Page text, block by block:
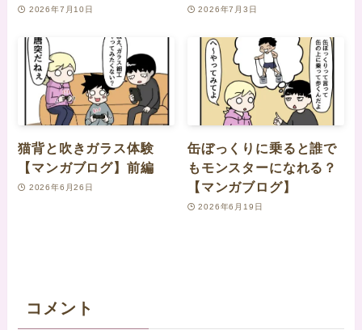
2026年7月10日 2026年7月3日
猫背と吹きガラス体験
【マンガブログ】前編
2026年6月26日
缶ぼっくりに乗ると誰で
もモンスターになれる？
【マンガブログ】
2026年6月19日
コメント